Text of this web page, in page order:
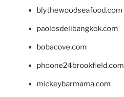
blythewoodseafood.com
paolosdelibangkok.com
bobacove.com
phoone24brookfield.com
mickeybarmama.com